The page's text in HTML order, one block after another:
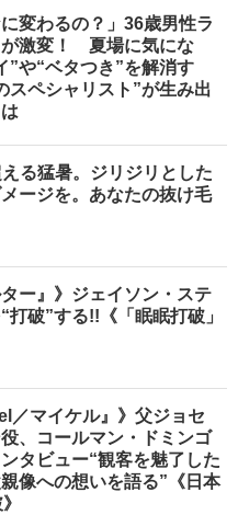
に変わるの？」36歳男性ラ
が激変！ 夏場に気にな
”や“ベタつき”を解消す
スペシャリスト”が生み出
る猛暑。ジリジリとした
ージを。あなたの抜け毛
ター』》ジェイソン・ステ
打破”する!!《「眠眠打破」
／マイケル』》父ジョセ
、コールマン・ドミンゴ
タビュー“観客を魅了した
像への想いを語る”《日本